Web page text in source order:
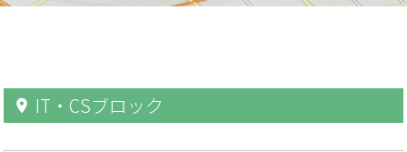
IT・CSブロック